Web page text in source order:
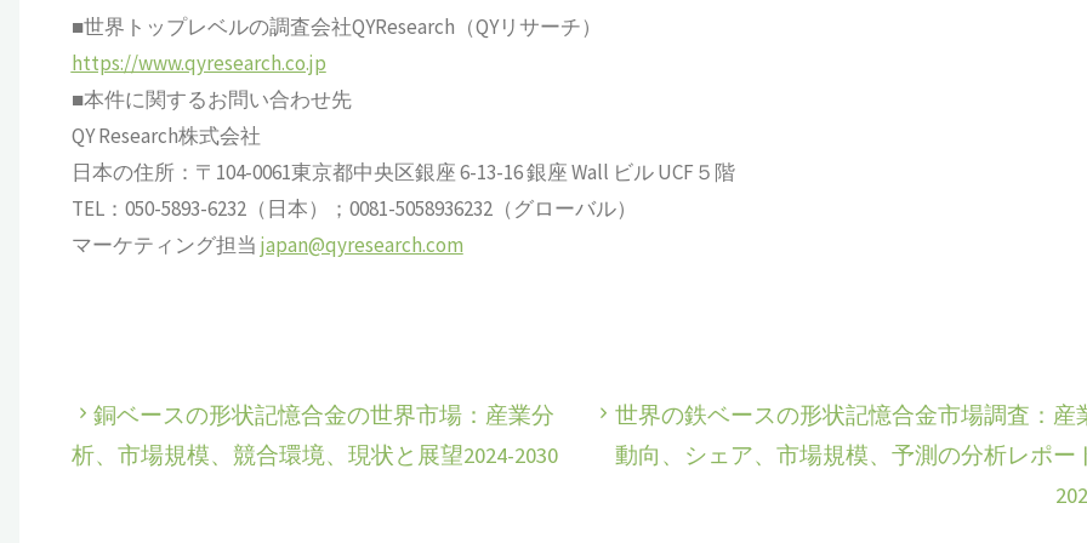
■世界トップレベルの調査会社QYResearch（QYリサーチ）
https://www.qyresearch.co.jp
■本件に関するお問い合わせ先
QY Research株式会社
日本の住所：〒104-0061東京都中央区銀座 6-13-16 銀座 Wall ビル UCF５階
TEL：050-5893-6232（日本）；0081-5058936232（グローバル）
マーケティング担当 japan@qyresearch.com
銅ベースの形状記憶合金の世界市場：産業分
析、市場規模、競合環境、現状と展望2024-2030
世界の鉄ベースの形状記憶合金市場調査：産
動向、シェア、市場規模、予測の分析レポー